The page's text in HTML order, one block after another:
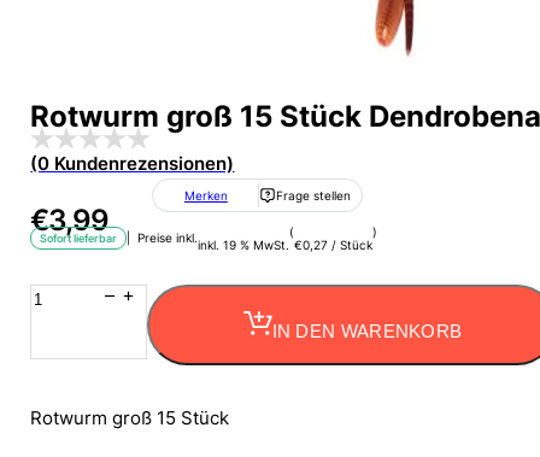
Rotwurm groß 15 Stück
(0 Kundenrezensionen)
€3,99
Merken Frage stellen
Sofort lieferbar | Preise inkl.inkl. 19 % MwSt.
(
€0,27 /Stück
)
Rotwurm
Angelköder
IN DEN WARENKORB
Rotwurm groß 15 Stück